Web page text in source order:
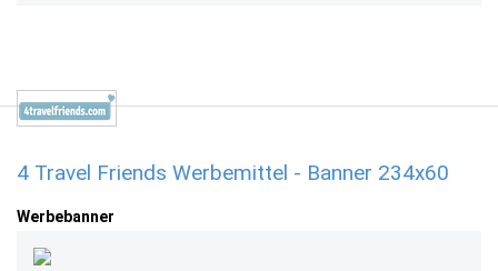
4 Travel Friends Werbemittel - Banner 234x60
Werbebanner